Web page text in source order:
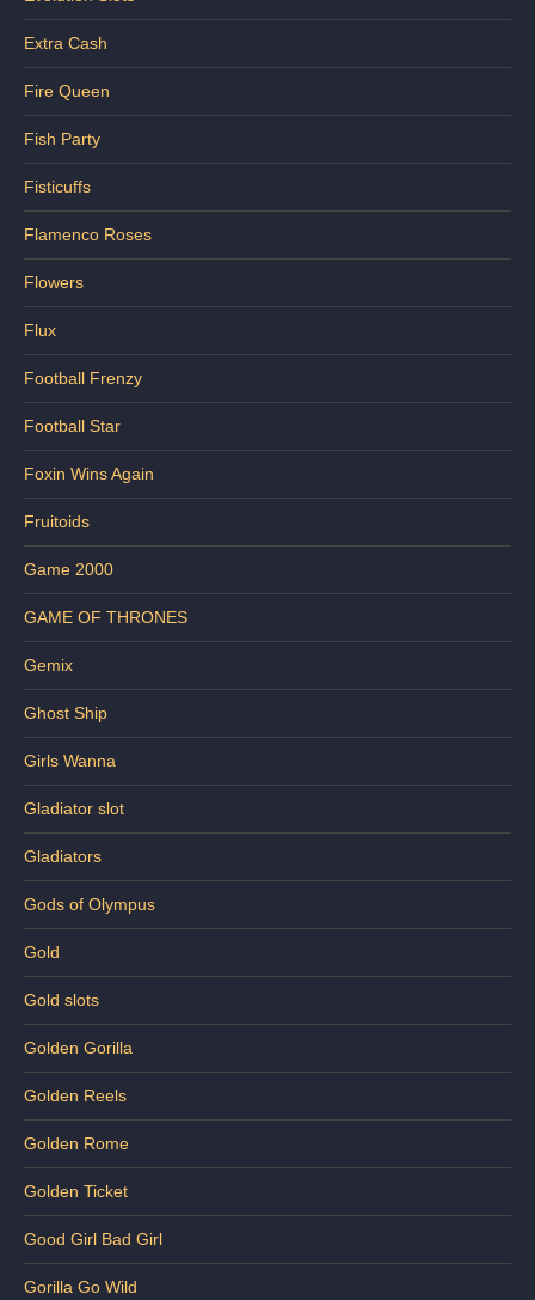
Extra Cash
Fire Queen
Fish Party
Fisticuffs
Flamenco Roses
Flowers
Flux
Football Frenzy
Football Star
Foxin Wins Again
Fruitoids
Game 2000
GAME OF THRONES
Gemix
Ghost Ship
Girls Wanna
Gladiator slot
Gladiators
Gods of Olympus
Gold
Gold slots
Golden Gorilla
Golden Reels
Golden Rome
Golden Ticket
Good Girl Bad Girl
Gorilla Go Wild